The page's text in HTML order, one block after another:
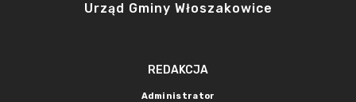
Urząd Gminy Włoszakowice
REDAKCJA
Administrator